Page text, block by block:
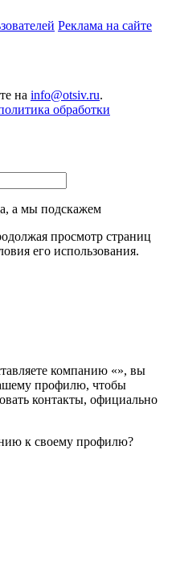
Реклама на сайте
на info@otsiv.ru.
обработки
а мы подскажем
просмотр страниц
его использования.
компанию «», вы
профилю, чтобы
контакты, официально
к своему профилю?